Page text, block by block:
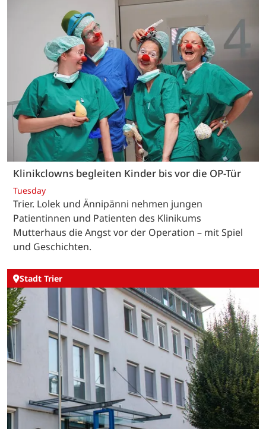
Klinikclowns begleiten Kinder bis vor die OP-Tür
Tuesday
Trier. Lolek und Ännipänni nehmen jungen
Patientinnen und Patienten des Klinikums
Mutterhaus die Angst vor der Operation – mit Spiel
und Geschichten.
Stadt Trier